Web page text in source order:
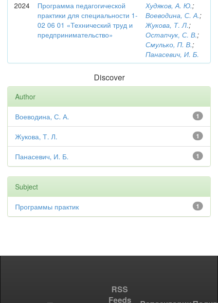
2024
Программа педагогической
практики для специальности 1-
02 06 01 «Технический труд и
предпринимательство»
Худяков, А. Ю.;
Воеводина, С. А.;
Жукова, Т. Л.;
Остапчук, С. В.;
Смулько, П. В.;
Панасевич, И. Б.
Discover
Author
1
Воеводина, С. А.
1
Жукова, Т. Л.
1
Панасевич, И. Б.
Subject
1
Программы практик
RSS
Feeds